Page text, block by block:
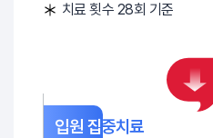
치료 횟수 28회 기준
입원 집중치료